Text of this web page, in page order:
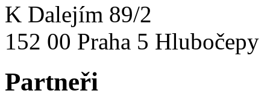
K Dalejím 89/2
152 00 Praha 5 Hlubočepy
Partneři